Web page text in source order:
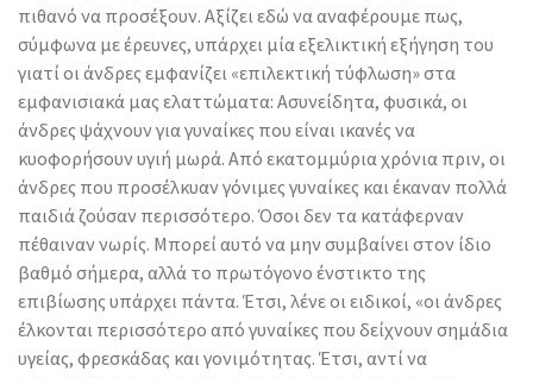
πιθανό να προσέξουν. Αξίζει εδώ να αναφέρουμε πως,
σύμφωνα με έρευνες, υπάρχει μία εξελικτική εξήγηση του
γιατί οι άνδρες εμφανίζει «επιλεκτική τύφλωση» στα
εμφανισιακά μας ελαττώματα: Ασυνείδητα, φυσικά, οι
άνδρες ψάχνουν για γυναίκες που είναι ικανές να
κυοφορήσουν υγιή μωρά. Από εκατομμύρια χρόνια πριν, οι
άνδρες που προσέλκυαν γόνιμες γυναίκες και έκαναν πολλά
παιδιά ζούσαν περισσότερο. Όσοι δεν τα κατάφερναν
πέθαιναν νωρίς. Μπορεί αυτό να μην συμβαίνει στον ίδιο
βαθμό σήμερα, αλλά το πρωτόγονο ένστικτο της
επιβίωσης υπάρχει πάντα. Έτσι, λένε οι ειδικοί, «οι άνδρες
έλκονται περισσότερο από γυναίκες που δείχνουν σημάδια
υγείας, φρεσκάδας και γονιμότητας. Έτσι, αντί να